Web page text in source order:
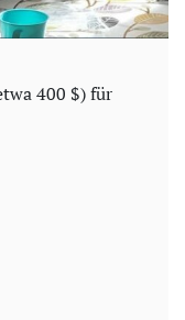
400 $) für